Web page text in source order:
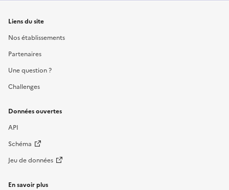
Liens du site
Nos établissements
Partenaires
Une question ?
Challenges
Données ouvertes
API
Schéma
Jeu de données
En savoir plus